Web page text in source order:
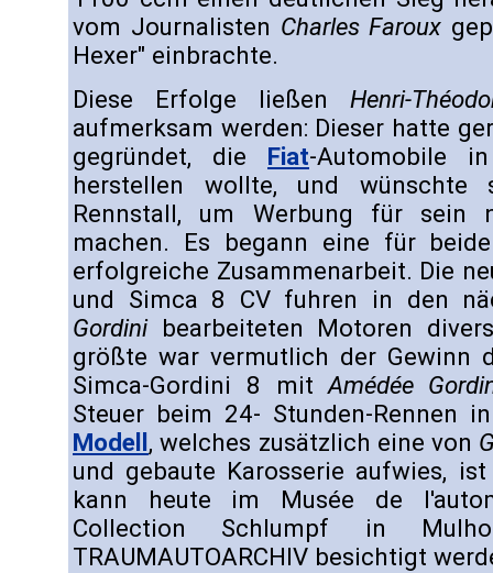
vom Journalisten Charles Faroux
Hexer" einbrachte.
Diese Erfolge ließen Henri-
aufmerksam werden: Dieser hatte
gegründet, die Fiat-Automobile
herstellen wollte, und wünschte
Rennstall, um Werbung für sein
machen. Es begann eine für
erfolgreiche Zusammenarbeit. Die
und Simca 8 CV fuhren in den
Gordinibearbeiteten Motoren
größte war vermutlich der Gewinn
Simca-Gordini 8 mitAmédée
Steuer beim 24- Stunden-Rennen
Modell , welches zusätzlich eine von
und gebaute Karosserie aufwies,
kann heute im Musée de
Collection Schlumpf in
TRAUMAUTOARCHIV besichtigt